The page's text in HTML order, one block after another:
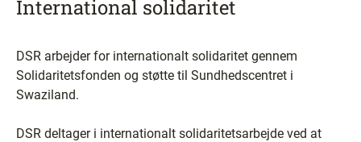
International solidaritet
DSR arbejder for internationalt solidaritet gennem
Solidaritetsfonden og støtte til Sundhedscentret i
Swaziland.
DSR deltager i internationalt solidaritetsarbejde ved at